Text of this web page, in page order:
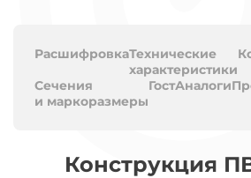
РасшифровкаТехнические
характеристики
Сечения
и маркоразмеры
ГостАналоги
Конструкция